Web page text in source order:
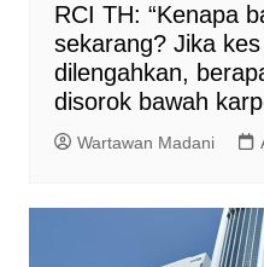
RCI TH: “Kenapa
sekarang? Jika
dilengahkan,
disorok bawah
Wartawan Madani